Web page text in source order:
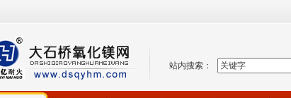
站内搜索：